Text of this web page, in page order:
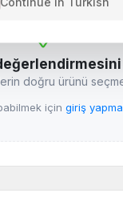
doğru ürünü
için giriş